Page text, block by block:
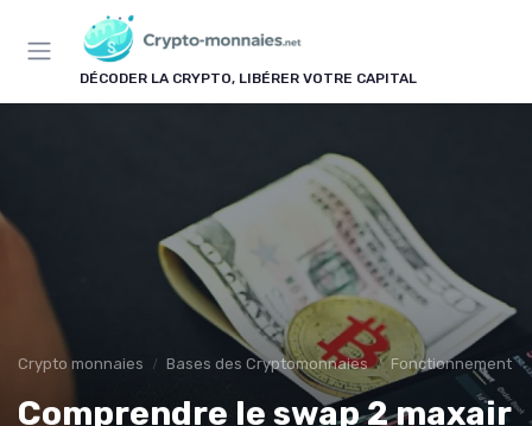
DÉCODER LA CRYPTO, LIBÉRER VOTRE CAPITAL
Crypto monnaies Bases des Cryptomonnaies Fonctionnement
Comprendre le swap 2 maxair
Panneau de gestion des cookies